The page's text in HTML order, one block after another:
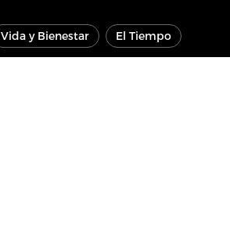
Vida y Bienestar El Tiempo